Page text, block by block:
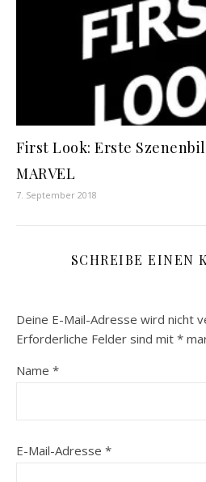
First Look: Erste
MARVEL
7. September 2018
SCHREIBE EINEN
Deine E-Mail-Adresse wird nicht
Erforderliche Felder sind mit *
Name *
E-Mail-Adresse *